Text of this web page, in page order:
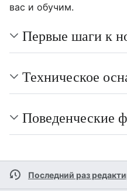
вас и обучим.
Первые шаги к
Техническое
Поведенческие
Последний раз